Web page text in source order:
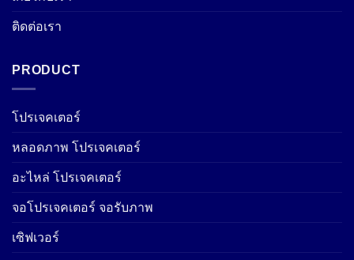
ติดต่อเรา
PRODUCT
โปรเจคเตอร์
หลอดภาพ โปรเจคเตอร์
อะไหล่ โปรเจคเตอร์
จอโปรเจคเตอร์ จอรับภาพ
เซิฟเวอร์